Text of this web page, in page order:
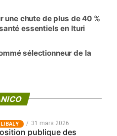
une chute de plus de 40 %
essentiels en Ituri
sélectionneur de la
31 mars 2026
publique des